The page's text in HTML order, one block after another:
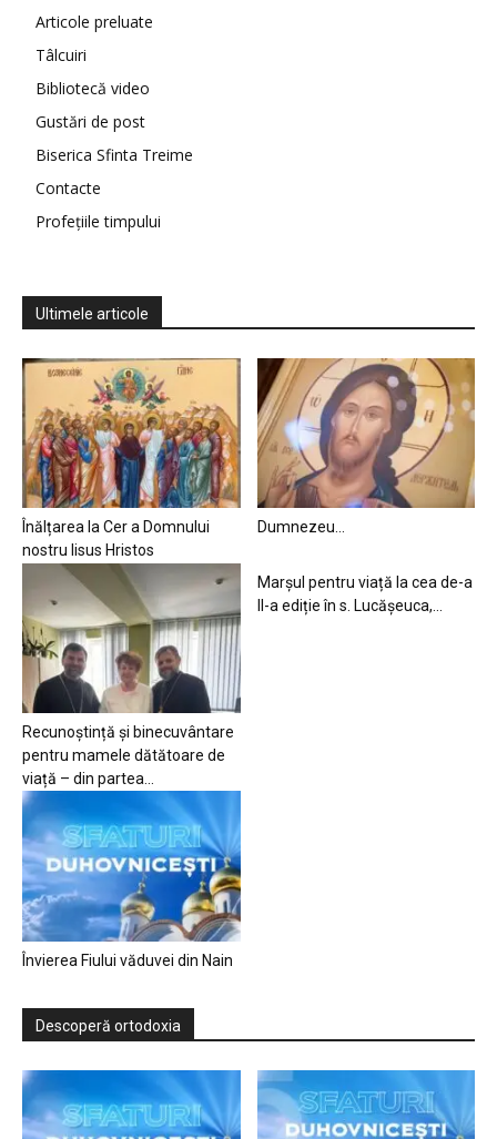
Articole preluate
Tâlcuiri
Bibliotecă video
Gustări de post
Biserica Sfinta Treime
Contacte
Profețiile timpului
Ultimele articole
Înălțarea la Cer a Domnului
nostru Iisus Hristos
Dumnezeu…
Recunoștință și binecuvântare
pentru mamele dătătoare de
viață – din partea...
Marșul pentru viață la cea de-a
II-a ediție în s. Lucășeuca,...
Învierea Fiului văduvei din Nain
Descoperă ortodoxia